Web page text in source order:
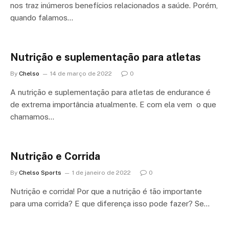
nos traz inúmeros benefícios relacionados a saúde. Porém,
quando falamos…
Nutrição e suplementação para atletas
By Chelso 14 de março de 2022 0
A nutrição e suplementação para atletas de endurance é
de extrema importância atualmente. E com ela vem o que
chamamos…
Nutrição e Corrida
By Chelso Sports 1 de janeiro de 2022 0
Nutrição e corrida! Por que a nutrição é tão importante
para uma corrida? E que diferença isso pode fazer? Se…